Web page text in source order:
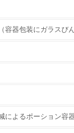
し、グリーン購入を
と種類を把握し、具
容器包装にガラスび
によるポーション容